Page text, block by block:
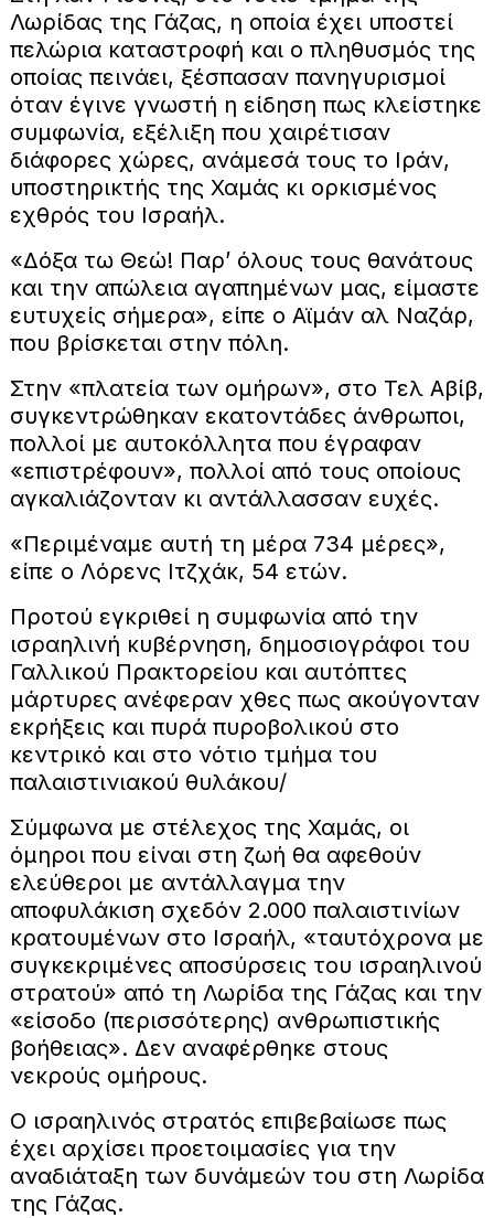
Λωρίδας της Γάζας, η οποία έχει υποστεί
πελώρια καταστροφή και ο πληθυσμός της
οποίας πεινάει, ξέσπασαν πανηγυρισμοί
όταν έγινε γνωστή η είδηση πως κλείστηκε
συμφωνία, εξέλιξη που χαιρέτισαν
διάφορες χώρες, ανάμεσά τους το Ιράν,
υποστηρικτής της Χαμάς κι ορκισμένος
εχθρός του Ισραήλ.
«Δόξα τω Θεώ! Παρ’ όλους τους θανάτους
και την απώλεια αγαπημένων μας, είμαστε
ευτυχείς σήμερα», είπε ο Αϊμάν αλ Ναζάρ,
που βρίσκεται στην πόλη.
Στην «πλατεία των ομήρων», στο Τελ Αβίβ,
συγκεντρώθηκαν εκατοντάδες άνθρωποι,
πολλοί με αυτοκόλλητα που έγραφαν
«επιστρέφουν», πολλοί από τους οποίους
αγκαλιάζονταν κι αντάλλασσαν ευχές.
«Περιμέναμε αυτή τη μέρα 734 μέρες»,
είπε ο Λόρενς Ιτζχάκ, 54 ετών.
Προτού εγκριθεί η συμφωνία από την
ισραηλινή κυβέρνηση, δημοσιογράφοι του
Γαλλικού Πρακτορείου και αυτόπτες
μάρτυρες ανέφεραν χθες πως ακούγονταν
εκρήξεις και πυρά πυροβολικού στο
κεντρικό και στο νότιο τμήμα του
παλαιστινιακού θυλάκου/
Σύμφωνα με στέλεχος της Χαμάς, οι
όμηροι που είναι στη ζωή θα αφεθούν
ελεύθεροι με αντάλλαγμα την
αποφυλάκιση σχεδόν 2.000 παλαιστινίων
κρατουμένων στο Ισραήλ, «ταυτόχρονα με
συγκεκριμένες αποσύρσεις του ισραηλινού
στρατού» από τη Λωρίδα της Γάζας και την
«είσοδο (περισσότερης) ανθρωπιστικής
βοήθειας». Δεν αναφέρθηκε στους
νεκρούς ομήρους.
Ο ισραηλινός στρατός επιβεβαίωσε πως
έχει αρχίσει προετοιμασίες για την
αναδιάταξη των δυνάμεών του στη Λωρίδα
της Γάζας.